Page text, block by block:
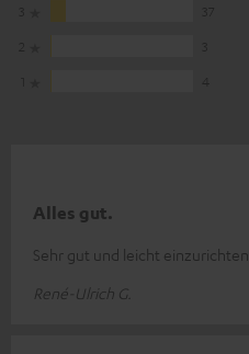
Alles gut.
Sehr gut und leicht einzurichten.
René-Ulrich G.